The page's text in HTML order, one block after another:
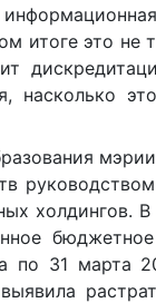
итоге это не
холдингов.
бюджетное
по 31 марта